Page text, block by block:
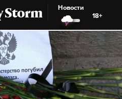
Storm
Новости
18+